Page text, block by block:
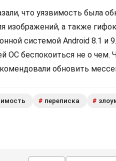
что уязвимость была
изображений, а также
системой Android 8.1 и
ОС беспокоиться не о чем.
обновить
# переписка #